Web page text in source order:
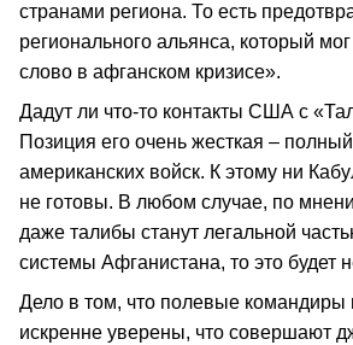
странами региона. То есть
регионального альянса, который
слово в афганском кризисе».
Дадут ли что-то контакты США с
Позиция его очень жесткая –
американских войск. К этому ни
не готовы. В любом случае, по
даже талибы станут легальной
системы Афганистана, то это будет
Дело в том, что полевые командиры
искренне уверены, что совершают